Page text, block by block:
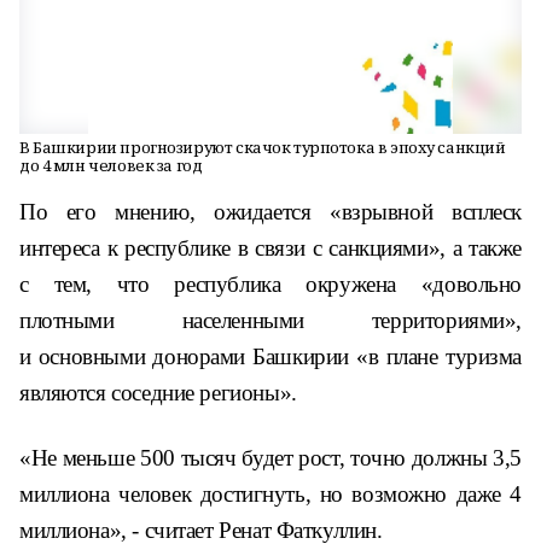
В Башкирии прогнозируют скачок турпотока в эпоху санкций
до 4 млн человек за год
По его мнению, ожидается «взрывной всплеск
интереса к республике в связи с санкциями», а также
с тем, что республика окружена «довольно
плотными населенными территориями»,
и основными донорами Башкирии «в плане туризма
являются соседние регионы».
«Не меньше 500 тысяч будет рост, точно должны 3,5
миллиона человек достигнуть, но возможно даже 4
миллиона», - считает Ренат Фаткуллин.